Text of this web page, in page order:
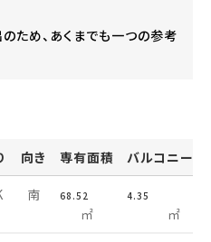
ため、あくまでも一つの参考
向き 専有面積 バルコニー面
南 68.52
㎡
4.35
㎡